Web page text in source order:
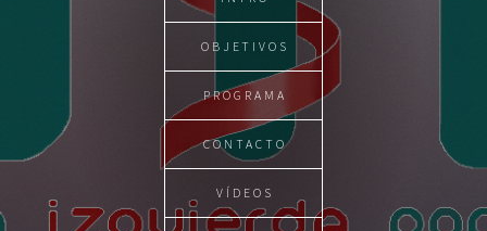
OBJETIVOS
PROGRAMA
CONTACTO
VÍDEOS